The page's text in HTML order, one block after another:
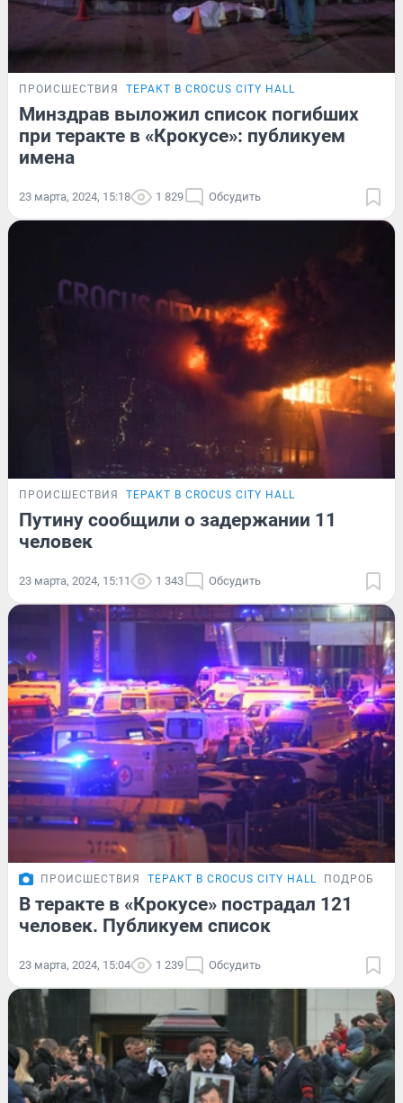
ПРОИСШЕСТВИЯ ТЕРАКТ В CROCUS CITY HALL
Минздрав выложил список погибших
при теракте в «Крокусе»: публикуем
имена
23 марта, 2024, 15:18 1 829 Обсудить
ПРОИСШЕСТВИЯ ТЕРАКТ В CROCUS CITY HALL
Путину сообщили о задержании 11
человек
23 марта, 2024, 15:11 1 343 Обсудить
ПРОИСШЕСТВИЯ ТЕРАКТ В CROCUS CITY HALL
В теракте в «Крокусе» пострадал 121
человек. Публикуем список
23 марта, 2024, 15:04 1 239 Обсудить